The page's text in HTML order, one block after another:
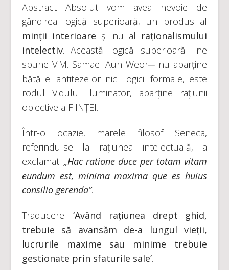
Abstract Absolut vom avea nevoie de
gândirea logică superioară, un produs al
minții interioare și nu al raționalismului
intelectiv. Această logică superioară –ne
spune V.M. Samael Aun Weor─ nu aparține
bătăliei antitezelor nici logicii formale, este
rodul Vidului Iluminator, aparține rațiunii
obiective a FIINȚEI.
Într-o ocazie, marele filosof Seneca,
referindu-se la rațiunea intelectuală, a
exclamat: „Hac ratione duce per totam vitam
eundum est, minima maxima que es huius
consilio gerenda”.
Traducere:‘Având rațiunea drept ghid,
trebuie să avansăm de-a lungul vieții,
lucrurile maxime sau minime trebuie
gestionate prin sfaturile sale’.